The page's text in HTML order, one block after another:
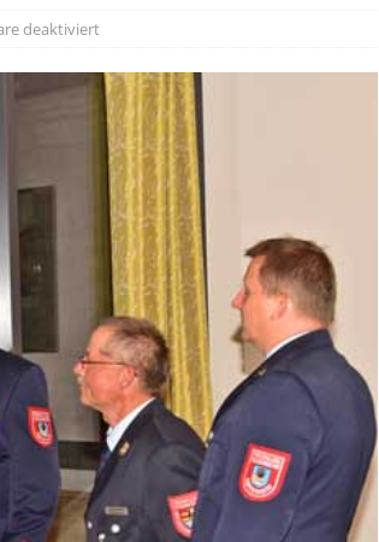
und Pappenheimer Marsch für Hubert
mit Pop und Musicalklängen in
deaktiviert